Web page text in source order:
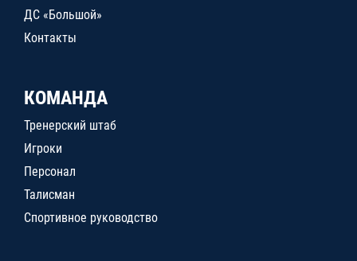
ДС «Большой»
Контакты
КОМАНДА
Тренерский штаб
Игроки
Персонал
Талисман
Спортивное руководство